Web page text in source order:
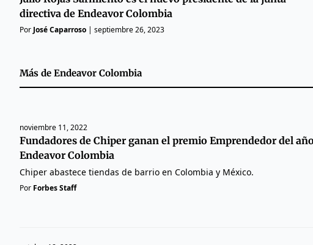
directiva de Endeavor Colombia
PorJosé Caparroso septiembre 26, 2023
Más de Endeavor Colombia
noviembre 11, 2022
Fundadores de Chiper ganan el premio Emprendedor del
Endeavor Colombia
Chiper abastece tiendas de barrio en Colombia y México.
Por Forbes Staff